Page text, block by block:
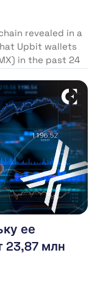
revealed in a
Upbit wallets
in the past 24
ее
23,87 млн